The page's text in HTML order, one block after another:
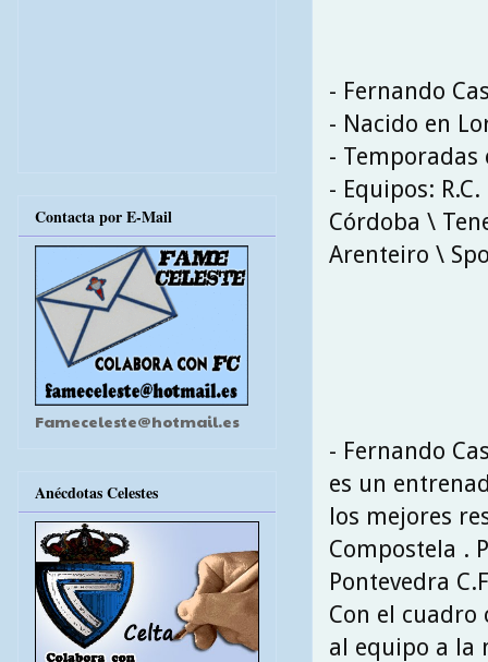
- Fernando
- Nacido en
- Temporadas
- Equipos:
Córdoba \
Arenteiro \
- Fernando
es un
los mejores
Compostela .
Pontevedra
Con el cuadro
al equipo a la
Contacta por E-Mail
Fameceleste@hotmail.es
Anécdotas Celestes